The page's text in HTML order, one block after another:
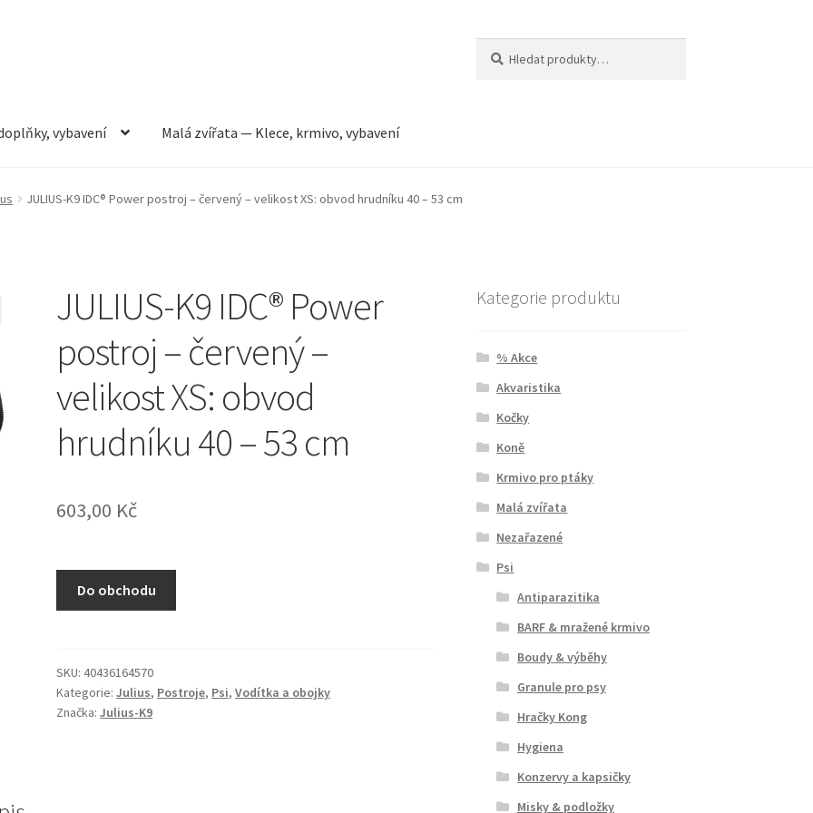
vybavení Malá zvířata — Klece, krmivo, vybavení
vybavení Můj účet Obchod Pokladna Vše pro kočky
JULIUS-K9 IDC® Power postroj – červený – velikost XS: obvod hrudníku 40 – 53 cm
JULIUS-K9 IDC® Power
postroj – červený –
velikost XS: obvod
hrudníku 40 – 53 cm
603,00 Kč
Do obchodu
SKU:40436164570
Kategorie:Julius, Postroje, Psi,Vodítka a obojky
Značka:Julius-K9
Kategorie produktu
% Akce
Akvaristika
Kočky
Koně
Krmivo pro ptáky
Malá zvířata
Nezařazené
Psi
Antiparazitika
BARF & mražené krmivo
Boudy & výběhy
Granule pro psy
Hračky Kong
Hygiena
Konzervy a kapsičky
Misky & podložky